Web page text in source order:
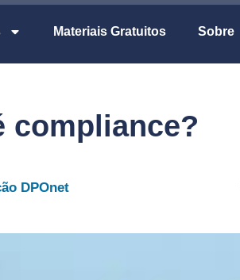
Materiais Gratuitos Sobre
compliance?
DPOnet